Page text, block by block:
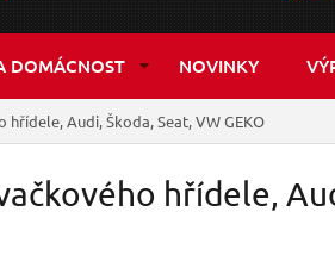
DOMÁCNOST NOVINKY
Audi, Škoda, Seat, VW GEKO
hřídele,